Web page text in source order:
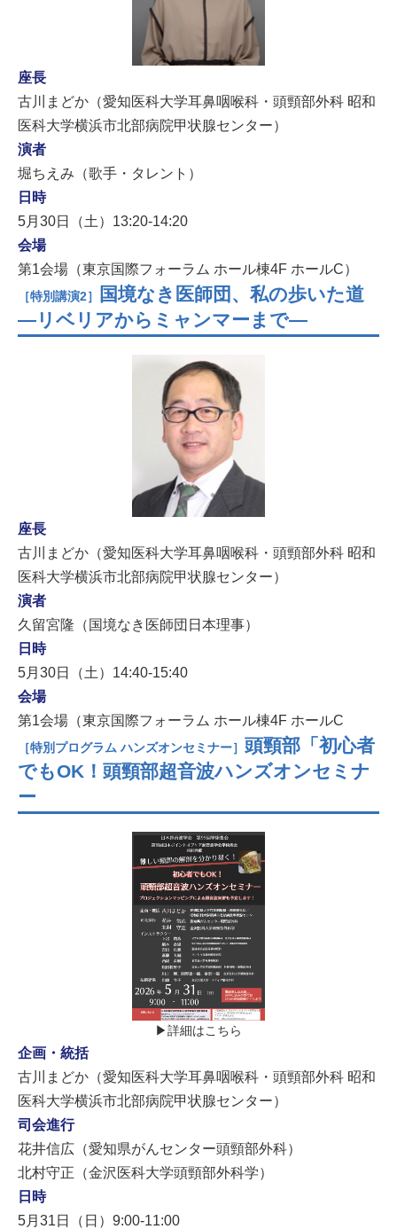
座長
古川まどか（愛知医科大学耳鼻咽喉科・頭頸部外科 昭和
医科大学横浜市北部病院甲状腺センター）
演者
堀ちえみ（歌手・タレント）
日時
5月30日（土）13:20-14:20
会場
第1会場（東京国際フォーラム ホール棟4F ホールC）
［特別講演2］
国境なき医師団、私の歩いた道
―リベリアからミャンマーまで―
座長
古川まどか（愛知医科大学耳鼻咽喉科・頭頸部外科 昭和
医科大学横浜市北部病院甲状腺センター）
演者
久留宮隆（国境なき医師団日本理事）
日時
5月30日（土）14:40-15:40
会場
第1会場（東京国際フォーラム ホール棟4F ホールC
［特別プログラム ハンズオンセミナー］ 頭頸部「初心者
でもOK！頭頸部超音波ハンズオンセミナ
ー
▶詳細はこちら
企画・統括
古川まどか（愛知医科大学耳鼻咽喉科・頭頸部外科 昭和
医科大学横浜市北部病院甲状腺センター）
司会進行
花井信広（愛知県がんセンター頭頸部外科）
北村守正（金沢医科大学頭頸部外科学）
日時
5月31日（日）9:00-11:00